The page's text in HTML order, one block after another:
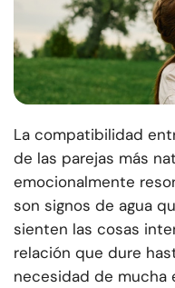
La compatibilidad
de las parejas más
emocionalmente
son signos de agua
sienten las cosas
relación que dure
necesidad de mucha